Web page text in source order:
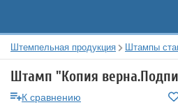
Штемпельная продукция Штампы
Штамп "Копия
К сравнению